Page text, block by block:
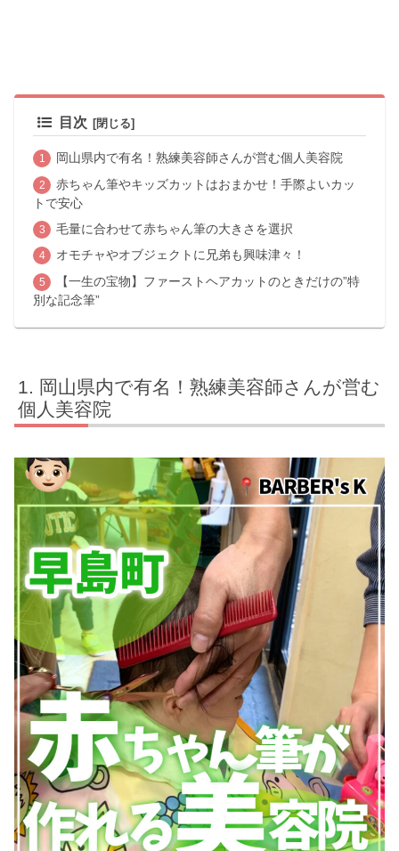
目次
岡山県内で有名！熟練美容師さんが営む個人美容院
赤ちゃん筆やキッズカットはおまかせ！手際よいカッ
トで安心
毛量に合わせて赤ちゃん筆の大きさを選択
オモチャやオブジェクトに兄弟も興味津々！
【一生の宝物】ファーストヘアカットのときだけの”特
別な記念筆”
岡山県内で有名！熟練美容師さんが営む
個人美容院